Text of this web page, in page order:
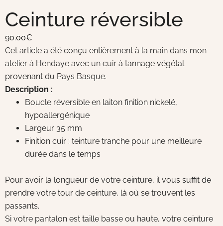
Ceinture réversible
90.00€
Cet article a été conçu entièrement à la main dans mon
atelier à Hendaye avec un cuir à tannage végétal
provenant du Pays Basque.
Description :
Boucle réversible en laiton finition nickelé,
hypoallergénique
Largeur 35 mm
Finition cuir : teinture tranche pour une meilleure
durée dans le temps
Pour avoir la longueur de votre ceinture, il vous suffit de
prendre votre tour de ceinture, là où se trouvent les
passants.
Si votre pantalon est taille basse ou haute, votre ceinture